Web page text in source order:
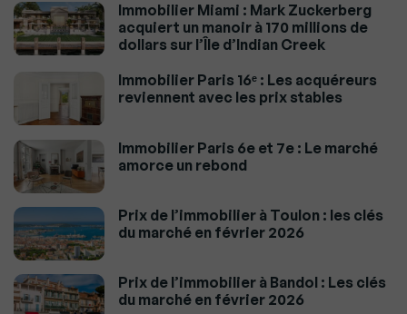
Immobilier Miami : Mark Zuckerberg
acquiert un manoir à 170 millions de
dollars sur l’Île d’Indian Creek
Immobilier Paris 16ᵉ : Les acquéreurs
reviennent avec les prix stables
Immobilier Paris 6e et 7e : Le marché
amorce un rebond
Prix de l’immobilier à Toulon : les clés
du marché en février 2026
Prix de l’immobilier à Bandol : Les clés
du marché en février 2026